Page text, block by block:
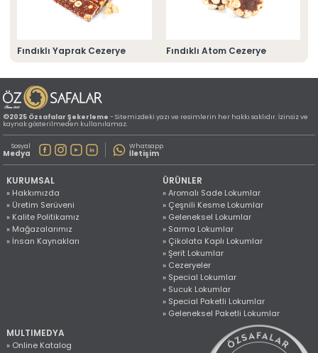
Tüm hakkı saklıdır. Sitemizde kullanılan tüm içerik ve görseller
Fındıklı Yaprak Cezerye Fındıklı Atom Cezerye
©2025 Özsafalar Şekerleme- Sitemizdeki yazı ve resimlerin her hakkı saklıdır. İzinsiz ve
kaynak gösterilmeden kullanılamaz.
Sosyal
Medya
Whatsapp
İletişim
KURUMSAL
» Hakkımızda
» Üretim Serüveni
» Kalite Politikamız
» Mağazalarımız
» İnsan Kaynakları
ÜRÜNLER
» Aromalı Sade Lokumlar
» Çeşnili Kesme Lokumlar
» Geleneksel Lokumlar
» Sarma Lokumlar
» Çikolata Kaplı Lokumlar
» Şerit Lokumlar
» Cezeryeler
» Special Lokumlar
» Sucuk Lokumlar
» Special Paketli Lokumlar
» Geleneksel Paketli Lokumlar
MULTIMEDYA
» Online Katalog